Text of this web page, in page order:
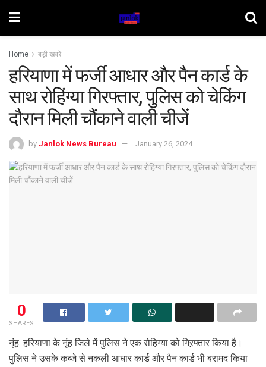
Home बड़ी खबरें
हरियाणा में फर्जी आधार और पैन कार्ड के
साथ रोहिंग्या गिरफ्तार, पुलिस को चेकिंग
दौरान मिली चौंकाने वाली चीजें
by Janlok News Bureau January 26, 2024
0
SHARES
नूंह: हरियाणा के नूंह जिले में पुलिस ने एक रोहिग्या को गिऱफ्तार किया है।
पुलिस ने उसके कब्जे से नकली आधार कार्ड और पैन कार्ड भी बरामद किया